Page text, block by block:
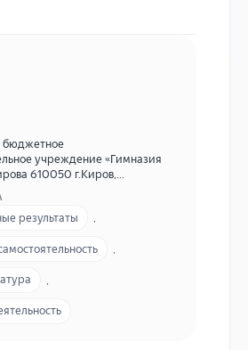
бюджетное
учреждение «Гимназия
610050 г.Киров,
результаты